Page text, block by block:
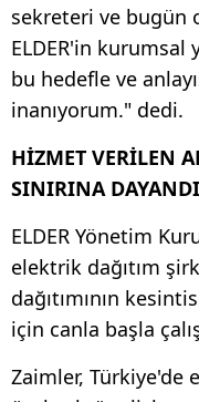
sekreteri ve bugün
ELDER'in kurumsal
bu hedefle ve
inanıyorum." dedi.
HİZMET VERİLEN
SINIRINA DAYANDI
ELDER Yönetim
elektrik dağıtım
dağıtımının
için canla başla
Zaimler, Türkiye'de